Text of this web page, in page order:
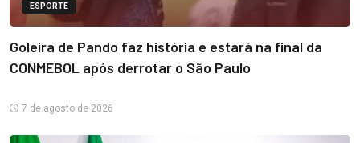
ESPORTE
Goleira de Pando faz história e estará na final da
CONMEBOL após derrotar o São Paulo
7 de agosto de 2026